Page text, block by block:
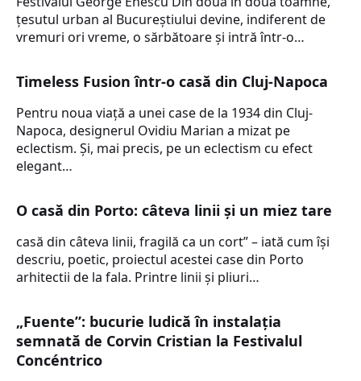
țesutul urban al Bucureștiului devine, indiferent de
vremuri ori vreme, o sărbătoare și intră într-o…
Timeless Fusion într-o casă din Cluj-Napoca
Pentru noua viață a unei case de la 1934 din Cluj-
Napoca, designerul Ovidiu Marian a mizat pe
eclectism. Și, mai precis, pe un eclectism cu efect
elegant…
O casă din Porto: câteva linii și un miez tare
casă din câteva linii, fragilă ca un cort” – iată cum își
descriu, poetic, proiectul acestei case din Porto
arhitectii de la fala. Printre linii și pliuri…
„Fuente”: bucurie ludică în instalația
semnată de Corvin Cristian la Festivalul
Concéntrico